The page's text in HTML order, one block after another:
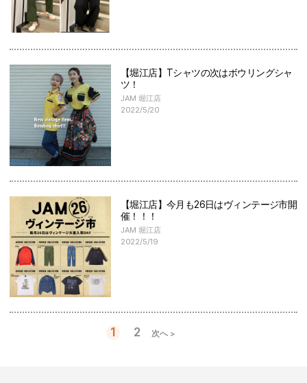
【堀江店】Tシャツの次はボウリングシャ
ツ！
JAM 堀江店
2022/5/20
【堀江店】今月も26日はヴィンテージ市開
催！！！
JAM 堀江店
2022/5/19
1 2 次へ >